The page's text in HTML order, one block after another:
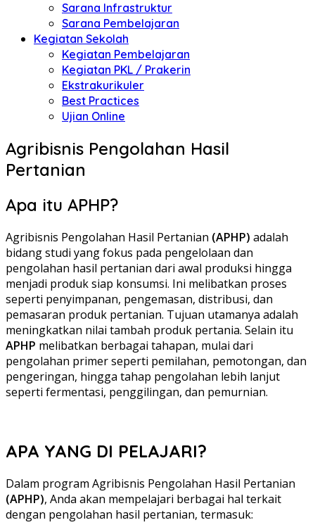
Sarana Infrastruktur
Sarana Pembelajaran
Kegiatan Sekolah
Kegiatan Pembelajaran
Kegiatan PKL / Prakerin
Ekstrakurikuler
Best Practices
Ujian Online
Agribisnis Pengolahan Hasil
Pertanian
Apa itu APHP?
Agribisnis Pengolahan Hasil Pertanian (APHP) adalah
bidang studi yang fokus pada pengelolaan dan
pengolahan hasil pertanian dari awal produksi hingga
menjadi produk siap konsumsi. Ini melibatkan proses
seperti penyimpanan, pengemasan, distribusi, dan
pemasaran produk pertanian. Tujuan utamanya adalah
meningkatkan nilai tambah produk pertania. Selain itu
APHP melibatkan berbagai tahapan, mulai dari
pengolahan primer seperti pemilahan, pemotongan, dan
pengeringan, hingga tahap pengolahan lebih lanjut
seperti fermentasi, penggilingan, dan pemurnian.
APA YANG DI PELAJARI?
Dalam program Agribisnis Pengolahan Hasil Pertanian
(APHP), Anda akan mempelajari berbagai hal terkait
dengan pengolahan hasil pertanian, termasuk: